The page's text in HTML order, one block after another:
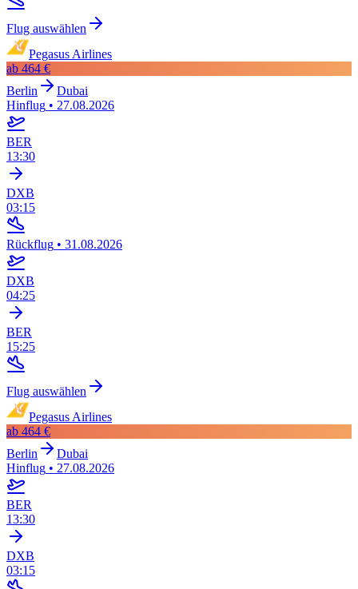
Flug auswählen
Pegasus Airlines
ab 464 €
Berlin
Dubai
Hinflug • 27.08.2026
BER
13:30
DXB
03:15
Rückflug • 31.08.2026
DXB
04:25
BER
15:25
Flug auswählen
Pegasus Airlines
ab 464 €
Berlin
Dubai
Hinflug • 27.08.2026
BER
13:30
DXB
03:15